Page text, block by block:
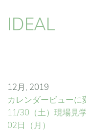
IDEAL
12月, 2019
カレンダービューに
11/30（土）現場見
02日（月）